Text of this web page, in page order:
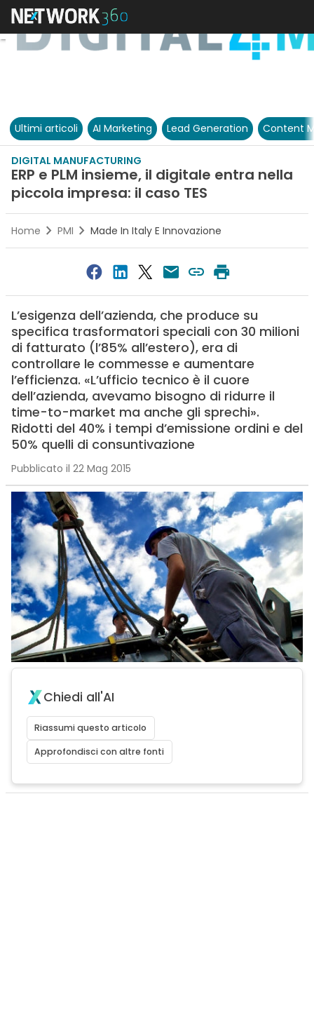
Ultimi articoli AI Marketing Lead Generation Content
DIGITAL MANUFACTURING
ERP e PLM insieme, il digitale entra nella
piccola impresa: il caso TES
Home PMI Made In Italy E Innovazione
L’esigenza dell’azienda, che produce su
specifica trasformatori speciali con 30 milioni
di fatturato (l’85% all’estero), era di
controllare le commesse e aumentare
l’efficienza. «L’ufficio tecnico è il cuore
dell’azienda, avevamo bisogno di ridurre il
time-to-market ma anche gli sprechi».
Ridotti del 40% i tempi d’emissione ordini e del
50% quelli di consuntivazione
Pubblicato il 22 Mag 2015
Chiedi all'AI
Riassumi questo articolo
Approfondisci con altre fonti